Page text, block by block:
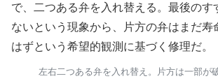
で、二つある弁を入れ替える。最後のす
ないという現象から、片方の弁はまだ寿
はずという希望的観測に基づく修理だ。
左右二つある弁を入れ替え。片方は一部が